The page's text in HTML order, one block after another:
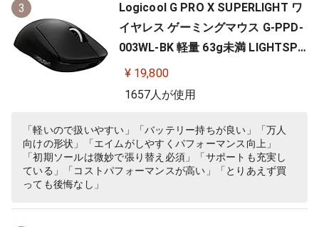
3
Logicool G PRO X SUPERLIGHT ワ
イヤレス ゲーミングマウス G-PPD-
003WL-BK 軽量 63g未満 LIGHTSPE
ED HERO 25Kセンサー POWERPLA
Y 無線 充電 対応 ゲーミング マウス
¥ 19,800
1657人が使用
「軽いので扱いやすい」「バッテリー持ちが良い」「万人
向けの形状」「エイムがしやすくパフォーマンス向上」
「初期ソールは微妙で張り替え必須」「サポートも充実し
ている」「コストパフォーマンスが高い」「とりあえず買
っても後悔なし」